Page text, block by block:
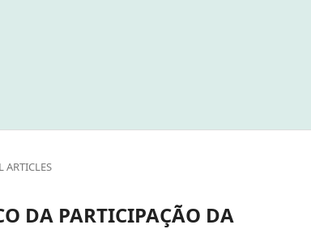
ARTICLES
DA PARTICIPAÇÃO DA